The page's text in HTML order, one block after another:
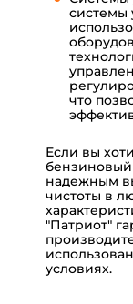
системы
что
Если вы
бензиновый
надежным
чистоты в
"Патриот"
условиях.